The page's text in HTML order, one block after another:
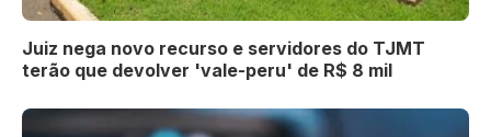
Juiz nega novo recurso e servidores do TJMT
terão que devolver 'vale-peru' de R$ 8 mil